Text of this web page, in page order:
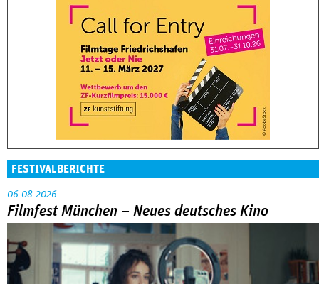
FESTIVALBERICHTE
06.08.2026
Filmfest München – Neues deutsches Kino